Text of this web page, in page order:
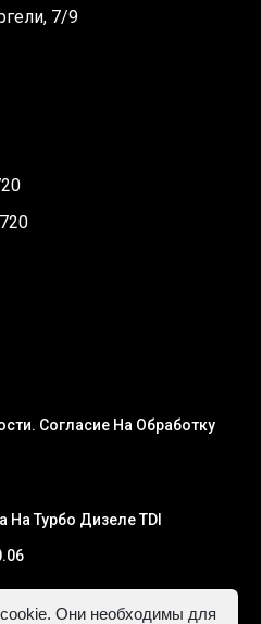
7/9
Согласие На Обработку
На Турбо Дизеле TDI
Они необходимы для